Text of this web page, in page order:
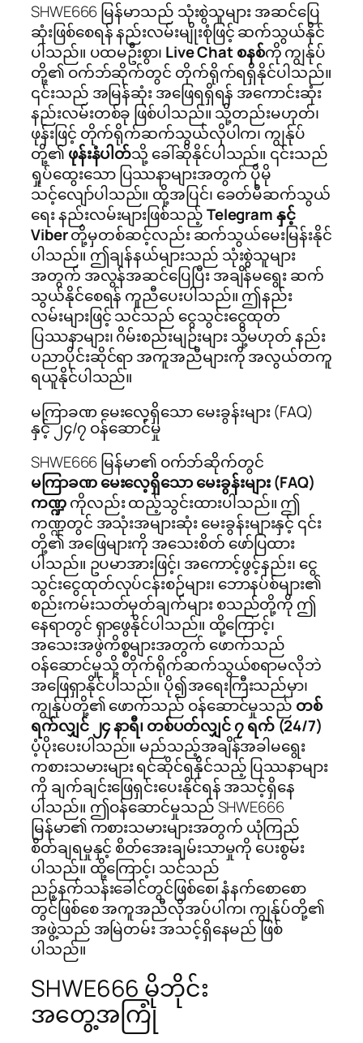
SHWE666 မြန်မာသည် သုံးစွဲသူများ အဆင်ပြေ
ဆုံးဖြစ်စေရန် နည်းလမ်းမျိုးစုံဖြင့် ဆက်သွယ်နိုင်
ပါသည်။ ပထမဦးစွာ၊ Live Chat စနစ်ကို ကျွန်ုပ်
တို့၏ ဝက်ဘ်ဆိုက်တွင် တိုက်ရိုက်ရရှိနိုင်ပါသည်။
၎င်းသည် အမြန်ဆုံး အဖြေရရှိရန် အကောင်းဆုံး
နည်းလမ်းတစ်ခု ဖြစ်ပါသည်။ သို့တည်းမဟုတ်၊
ဖုန်းဖြင့် တိုက်ရိုက်ဆက်သွယ်လိုပါက၊ ကျွန်ုပ်
တို့၏ ဖုန်းနံပါတ်သို့ ခေါ်ဆိုနိုင်ပါသည်။ ၎င်းသည်
ရှုပ်ထွေးသော ပြဿနာများအတွက် ပိုမို
သင့်လျော်ပါသည်။ ထို့အပြင်၊ ခေတ်မီဆက်သွယ်
ရေး နည်းလမ်းများဖြစ်သည့်Telegram နှင့်
Viberတို့မှတစ်ဆင့်လည်း ဆက်သွယ်မေးမြန်းနိုင်
ပါသည်။ ဤချန်နယ်များသည် သုံးစွဲသူများ
အတွက် အလွန်အဆင်ပြေပြီး အချိန်မရွေး ဆက်
သွယ်နိုင်စေရန် ကူညီပေးပါသည်။ ဤနည်း
လမ်းများဖြင့် သင်သည် ငွေသွင်းငွေထုတ်
ပြဿနာများ၊ ဂိမ်းစည်းမျဉ်းများ သို့မဟုတ် နည်း
ပညာပိုင်းဆိုင်ရာ အကူအညီများကို အလွယ်တကူ
ရယူနိုင်ပါသည်။
မကြာခဏ မေးလေ့ရှိသော မေးခွန်းများ (FAQ)
နှင့် ၂၄/၇ ဝန်ဆောင်မှု
SHWE666 မြန်မာ၏ ဝက်ဘ်ဆိုက်တွင်
မကြာခဏ မေးလေ့ရှိသော မေးခွန်းများ (FAQ)
ကဏ္ဍကိုလည်း ထည့်သွင်းထားပါသည်။ ဤ
ကဏ္ဍတွင် အသုံးအများဆုံး မေးခွန်းများနှင့် ၎င်း
တို့၏ အဖြေများကို အသေးစိတ် ဖော်ပြထား
ပါသည်။ ဥပမာအားဖြင့်၊ အကောင့်ဖွင့်နည်း၊ ငွေ
သွင်းငွေထုတ်လုပ်ငန်းစဉ်များ၊ ဘောနပ်စ်များ၏
စည်းကမ်းသတ်မှတ်ချက်များ စသည်တို့ကို ဤ
နေရာတွင် ရှာဖွေနိုင်ပါသည်။ ထို့ကြောင့်၊
အသေးအဖွဲကိစ္စများအတွက် ဖောက်သည်
ဝန်ဆောင်မှုသို့ တိုက်ရိုက်ဆက်သွယ်စရာမလိုဘဲ
အဖြေရှာနိုင်ပါသည်။ ပို၍အရေးကြီးသည်မှာ၊
ကျွန်ုပ်တို့၏ ဖောက်သည် ဝန်ဆောင်မှုသည် တစ်
ရက်လျှင် ၂၄ နာရီ၊ တစ်ပတ်လျှင် ၇ ရက် (24/7)
ပံ့ပိုးပေးပါသည်။ မည်သည့်အချိန်အခါမရွေး
ကစားသမားများ ရင်ဆိုင်ရနိုင်သည့် ပြဿနာများ
ကို ချက်ချင်းဖြေရှင်းပေးနိုင်ရန် အသင့်ရှိနေ
ပါသည်။ ဤဝန်ဆောင်မှုသည် SHWE666
မြန်မာ၏ ကစားသမားများအတွက် ယုံကြည်
စိတ်ချရမှုနှင့် စိတ်အေးချမ်းသာမှုကို ပေးစွမ်း
ပါသည်။ ထို့ကြောင့်၊ သင်သည်
ညဉ့်နက်သန်းခေါင်တွင်ဖြစ်စေ၊ နံနက်စောစော
တွင်ဖြစ်စေ အကူအညီလိုအပ်ပါက၊ ကျွန်ုပ်တို့၏
အဖွဲ့သည် အမြဲတမ်း အသင့်ရှိနေမည် ဖြစ်
ပါသည်။
SHWE666 မိုဘိုင်း
အတွေ့အကြုံ